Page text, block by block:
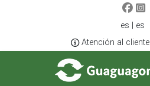
es | es
Atención al